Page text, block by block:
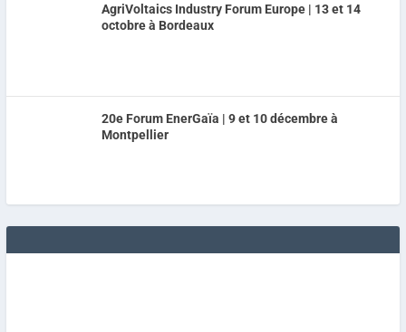
AgriVoltaics Industry Forum Europe | 13 et 14
octobre à Bordeaux
20e Forum EnerGaïa | 9 et 10 décembre à
Montpellier